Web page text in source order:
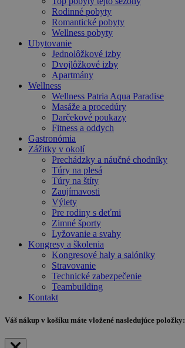
Rodinné pobyty
Romantické pobyty
Wellness pobyty
Ubytovanie
Jednolôžkové izby
Dvojlôžkové izby
Apartmány
Wellness
Wellness Patria Aqua Paradise
Masáže a procedúry
Darčekové poukazy
Fitness a oddych
Gastronómia
Zážitky v okolí
Prechádzky a náučné chodníky
Túry na plesá
Túry na štíty
Zaujímavosti
Výlety
Pre rodiny s deťmi
Zimné športy
Lyžovanie a svahy
Kongresy a školenia
Kongresové haly a salóniky
Stravovanie
Technické zabezpečenie
Teambuilding
Kontakt
Váš nákup v košíku máte vložené nasledujúce položky: